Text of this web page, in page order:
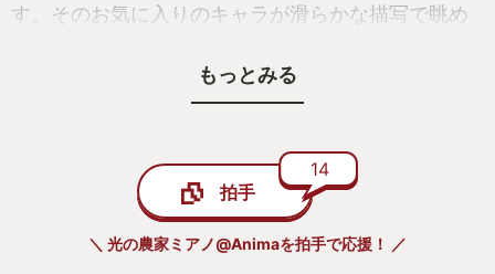
す。そのお気に入りのキャラが滑らかな描写で眺め
をずっと眺めながらダンジョンを周回できるからず
っとやってしまったわけではありません。
ゲームのプレイ強度もノーマルからハードまで数多
くのミッションがありストーリーもしっかりと語ら
れていますので飽きずに楽しめると思います。ボス
戦もレイド戦としていろいろなギミックもあり自分
もっとみる
拍手
14
＼ 光の農家ミアノ@Animaを拍手で応援！ ／